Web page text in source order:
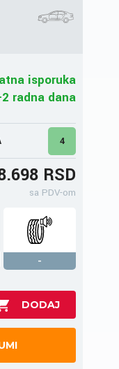
isporuka
radna dana
4
RSD
sa PDV-om
-